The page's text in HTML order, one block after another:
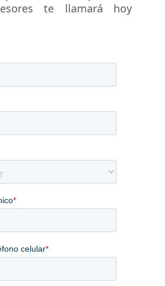
te llamará hoy